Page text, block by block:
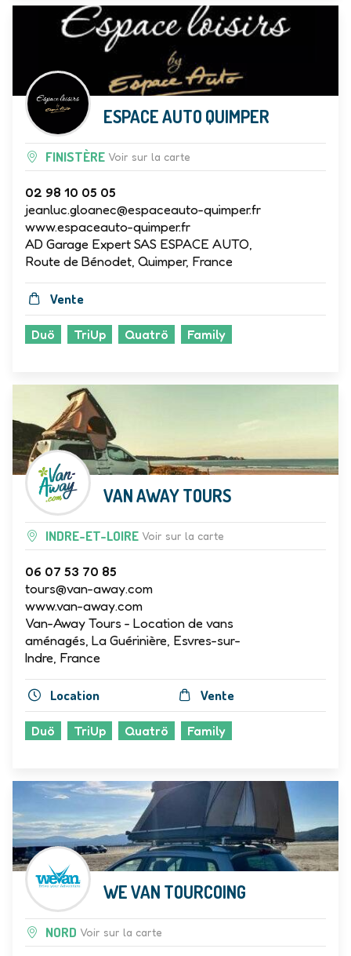
ESPACE AUTO QUIMPER
FINISTÈRE Voir sur la carte
02 98 10 05 05
jeanluc.gloanec@espaceauto-quimper.fr
www.espaceauto-quimper.fr
AD Garage Expert SAS ESPACE AUTO,
Vente
Duö TriUp Quatrö Family
VAN AWAY TOURS
INDRE-ET-LOIRE Voir sur la carte
06 07 53 70 85
tours@van-away.com
www.van-away.com
Van-Away Tours - Location de vans
aménagés, La Guérinière, Esvres-sur-
Location Vente
Duö TriUp Quatrö Family
WE VAN TOURCOING
NORD Voir sur la carte